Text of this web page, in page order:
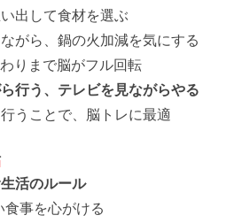
して食材を選ぶ
ら、鍋の火加減を気にする
で脳がフル回転
行う、テレビを見ながらやる
ことで、脳トレに最適
活のルール
事を心がける